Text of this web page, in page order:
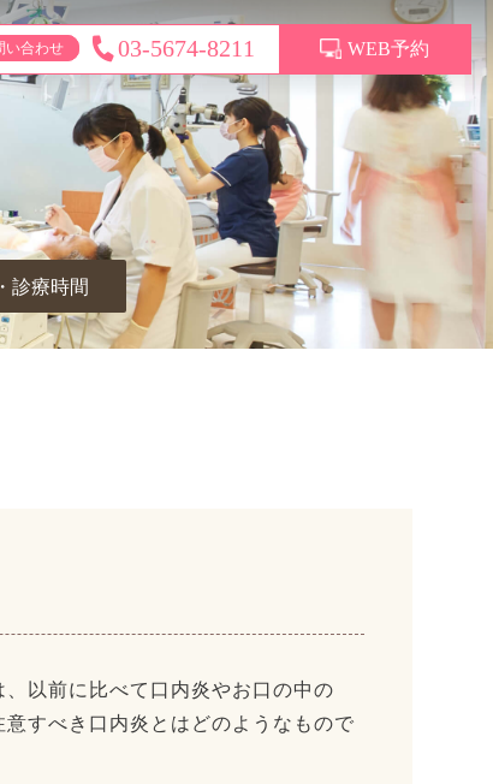
い合わせ 03-5674-8211 WEB予約
診療時間
以前に比べて口内炎やお口の中の
すべき口内炎とはどのようなもので